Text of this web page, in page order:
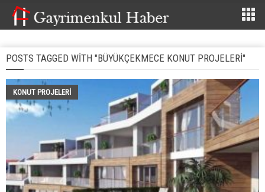
POSTS TAGGED WITH "BÜYÜKÇEKMECE KONUT PROJELERI"
KONUT PROJELERI